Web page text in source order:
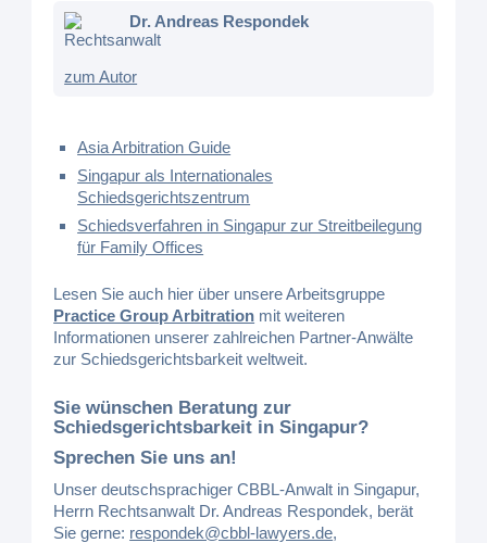
Dr. Andreas Respondek
Rechtsanwalt
zum Autor
Asia Arbitration Guide
Singapur als Internationales
Schiedsgerichtszentrum
Schiedsverfahren in Singapur zur Streitbeilegung
für Family Offices
Lesen Sie auch hier über unsere Arbeitsgruppe
Practice Group Arbitration mit weiteren
Informationen unserer zahlreichen Partner-Anwälte
zur Schiedsgerichtsbarkeit weltweit.
Sie wünschen Beratung zur
Schiedsgerichtsbarkeit in Singapur?
Sprechen Sie uns an!
Unser deutschsprachiger CBBL-Anwalt in Singapur,
Herrn Rechtsanwalt Dr. Andreas Respondek, berät
Sie gerne: respondek@cbbl-lawyers.de,